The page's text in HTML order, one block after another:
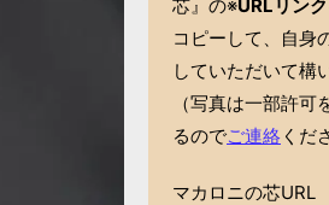
芯』の※URLリン
コピーして、自身
していただいて構
（写真は一部許
るのでご連絡 くだ
マカロニの芯URL